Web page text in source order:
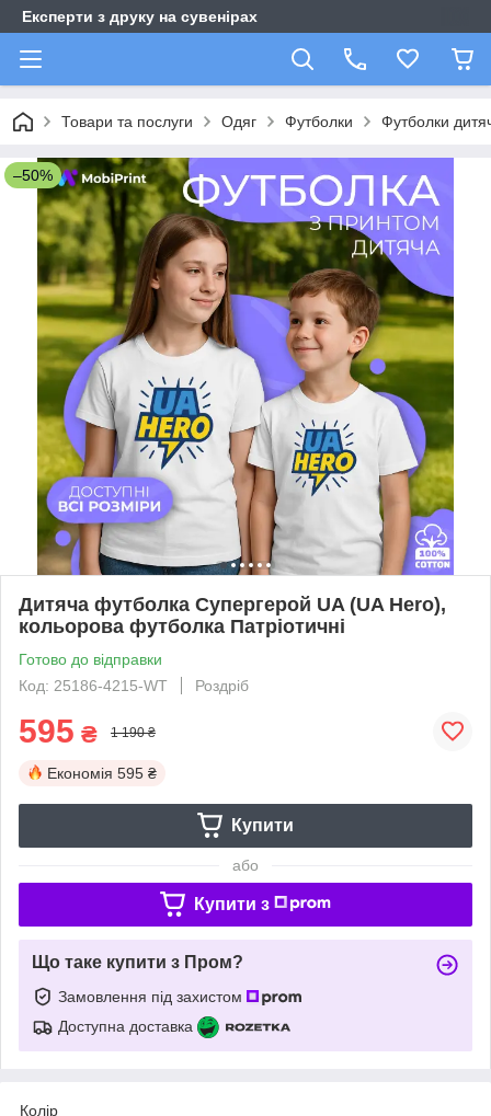
Експерти з друку на сувенірах
Товари та послуги Одяг Футболки Футболки
–50%
Дитяча футболка Супергерой UA (UA Hero),
кольорова футболка Патріотичні
Готово до відправки
Код: 25186-4215-WT
Роздріб
595 ₴ 1 190 ₴
Економія 595 ₴
Купити
або
Купити з
Що таке купити з Пром?
Замовлення під захистом
Доступна доставка
Колір